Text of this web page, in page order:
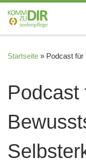
Zum Inhalt springen
Startseite » Podcast für
Podcast